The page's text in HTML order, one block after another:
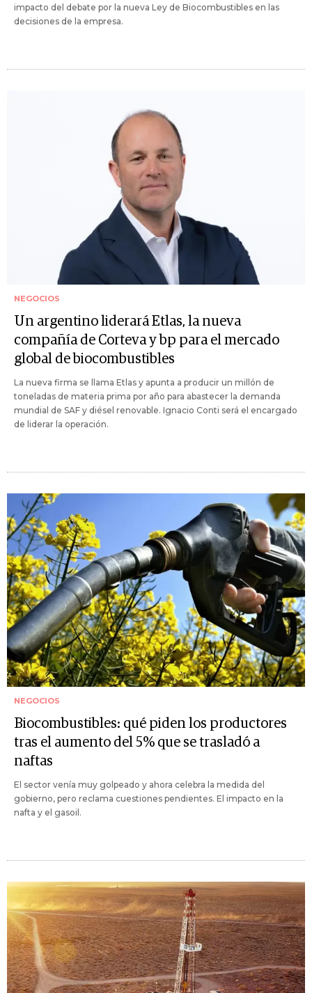
impacto del debate por la nueva Ley de Biocombustibles en las
decisiones de la empresa.
NEGOCIOS
Un argentino liderará Etlas, la nueva
compañía de Corteva y bp para el mercado
global de biocombustibles
La nueva firma se llama Etlas y apunta a producir un millón de
toneladas de materia prima por año para abastecer la demanda
mundial de SAF y diésel renovable. Ignacio Conti será el encargado
de liderar la operación.
NEGOCIOS
Biocombustibles: qué piden los productores
tras el aumento del 5% que se trasladó a
naftas
El sector venía muy golpeado y ahora celebra la medida del
gobierno, pero reclama cuestiones pendientes. El impacto en la
nafta y el gasoil.